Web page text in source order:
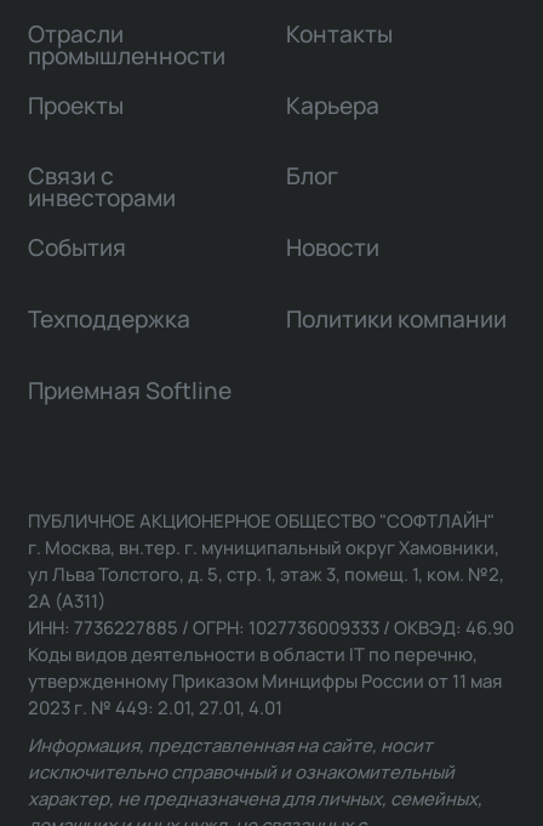
Отрасли
промышленности
Проекты
Связи с
инвесторами
Контакты
Карьера
Блог
События Новости
Техподдержка Политики компании
Приемная Softline
ПУБЛИЧНОЕ АКЦИОНЕРНОЕ ОБЩЕСТВО "СОФТЛАЙН"
г. Москва, вн.тер. г. муниципальный округ Хамовники,
ул Льва Толстого, д. 5, стр. 1, этаж 3, помещ. 1, ком. №2,
2А (А311)
ИНН: 7736227885 / ОГРН: 1027736009333 / ОКВЭД: 46.90
Коды видов деятельности в области IT по перечню,
утвержденному Приказом Минцифры России от 11 мая
2023 г. № 449: 2.01, 27.01, 4.01
Информация, представленная на сайте, носит
исключительно справочный и ознакомительный
характер, не предназначена для личных, семейных,